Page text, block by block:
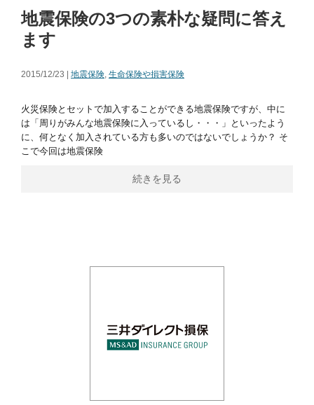
地震保険の3つの素朴な疑問に答え
ます
2015/12/23 | 地震保険, 生命保険や損害保険
火災保険とセットで加入することができる地震保険ですが、中に
は「周りがみんな地震保険に入っているし・・・」といったよう
に、何となく加入されている方も多いのではないでしょうか？ そ
こで今回は地震保険
続きを見る